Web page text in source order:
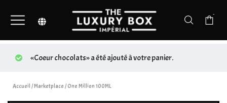
-
«Coeur chocolats» a été ajouté à votre panier.
Accueil /Marketplace / One Million 100ML